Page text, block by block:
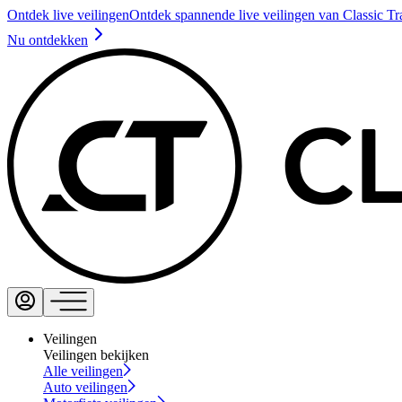
Ontdek live veilingenOntdek spannende live veilingen van Classic
Nu ontdekken
Veilingen
Veilingen bekijken
Alle veilingen
Auto veilingen